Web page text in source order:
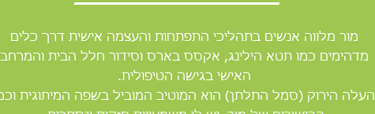
מור מלווה אנשים בתהליכי התפתחות והעצמה אישית דרך כלים
מדהימים כמו תטא הילינג, אקסס בארס וסידור חלל הבית והמרחב
האישי בגישה הטיפולית.
העלה הירוק (סמל התלתן) הוא המוטיב המוביל בשפה המיתוגית